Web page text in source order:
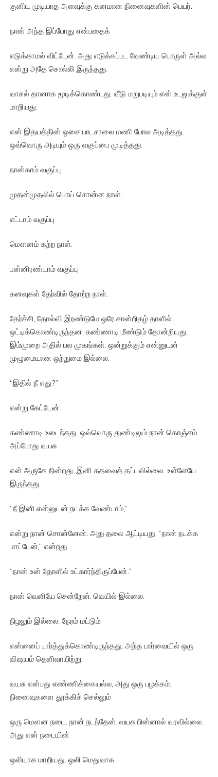
குனிய முடியாத அளவுக்கு கனமான நினைவுகளின் பெயர்.
நான் அந்த இப்போது என்பதைக்
எடுக்காமல் விட்டேன். அது எடுக்கப்பட வேண்டிய பொருள் அல்ல
என்று அதே சொல்லி இருந்தது.
வாசல் தானாக மூடிக்கொண்டது. வீடு மறுபடியும் என் உடலுக்குள்
மாறியது.
என் இதயத்தின் ஓசை பாடசாலை மணி போல அடித்தது.
ஒவ்வொரு அடியும் ஒரு வகுப்பை முடித்தது.
நான்காம் வகுப்பு
முதன்முதலில் பொய் சொன்ன நாள்.
எட்டாம் வகுப்பு
மௌனம் கற்ற நாள்.
பன்னிரண்டாம் வகுப்பு
கனவுகள் தேர்வில் தோற்ற நாள்.
தேர்ச்சி, தோல்வி இரண்டுமே ஒரே சான்றிதழ் தாளில்
ஒட்டிக்கொண்டிருந்தன. கண்ணாடி மீண்டும் தோன்றியது.
இம்முறை அதில் பல முகங்கள். ஒன்றுக்கும் என்னுடன்
முழுமையான ஒற்றுமை இல்லை.
“இதில் நீ எது?”
என்று கேட்டேன்.
கண்ணாடி உடைந்தது. ஒவ்வொரு துண்டிலும் நான் கொஞ்சம்.
அப்போது வயசு
என் அருகே நின்றது. இனி கதவைத் தட்டவில்லை. உள்ளேயே
இருந்தது.
“நீ இனி என்னுடன் நடக்க வேண்டாம்,”
என்று நான் சொன்னேன். அது தலை ஆட்டியது. “நான் நடக்க
மாட்டேன்,” என்றது.
“நான் உன் தோளில் உட்கார்ந்திருப்பேன்.”
நான் வெளியே சென்றேன். வெயில் இல்லை.
நிழலும் இல்லை. நேரம் மட்டும்
என்னைப் பார்த்துக்கொண்டிருந்தது. அந்த பார்வையில் ஒரு
விஷயம் தெளிவாயிற்று.
வயசு என்பது எண்ணிக்கையல்ல, அது ஒரு பழக்கம்.
நினைவுகளை தூக்கிச் செல்லும்
ஒரு மௌன நடை. நான் நடந்தேன். வயசு பின்னால் வரவில்லை.
அது என் நடையின்
ஒலியாக மாறியது. ஒலி மெதுவாக